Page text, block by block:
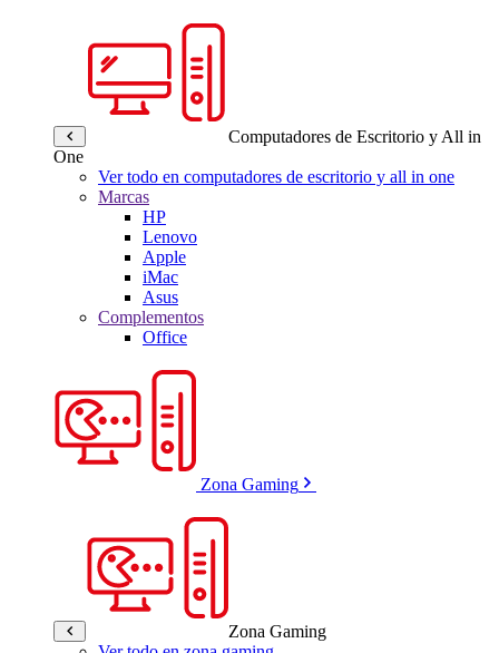
Computadores de Escritorio y All in
One
Ver todo en computadores de escritorio y all in one
Marcas
HP
Lenovo
Apple
iMac
Asus
Complementos
Office
Zona Gaming
Zona Gaming